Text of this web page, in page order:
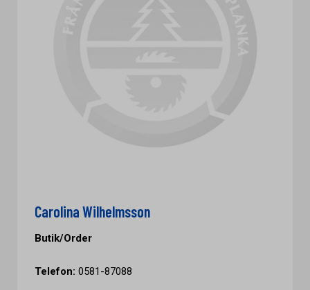
Carolina Wilhelmsson
Butik/Order
Telefon: 0581-87088